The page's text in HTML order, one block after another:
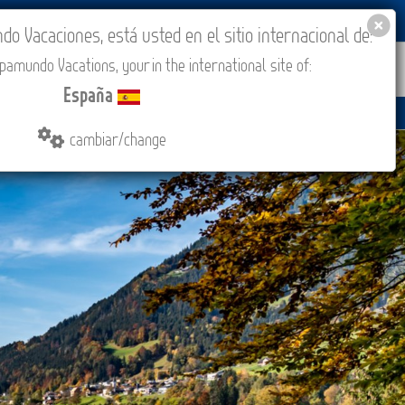
COMPRAR CONTACTO MÁS
Vacaciones, está usted en el sitio internacional de:
Vacations, your in the international site of:
España
cambiar/change